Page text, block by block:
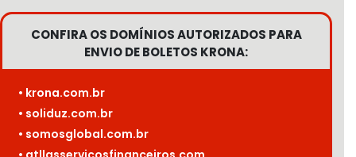
CONFIRA OS DOMÍNIOS AUTORIZADOS PARA
ENVIO DE BOLETOS KRONA:
• krona.com.br
• soliduz.com.br
• somosglobal.com.br